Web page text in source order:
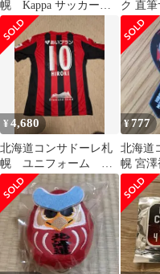
幌 Kappa サッカーウ
ェア 赤黒 ストライプ
10番
ク 直筆
号10
adidas
¥4,680
北海道コンサドーレ札
幌 ユニフォーム О
サイズ 2020 宮澤裕
樹 美品
¥777
北海道
幌 宮澤
ンマグ